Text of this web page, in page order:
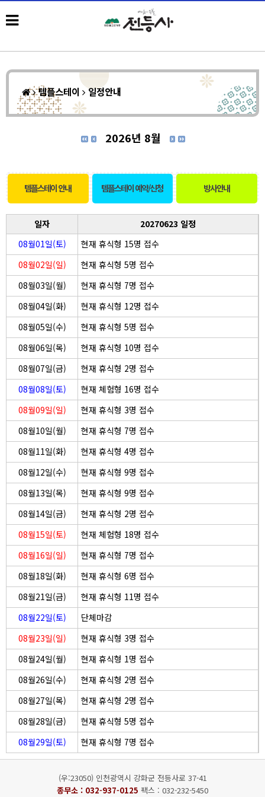
템플스테이 일정안내
2026년 8월
템플스테이 안내 템플스테이 예약/신청 방사안내
일자
20270623 일정
08월01일(토)
현재 휴식형 15명 접수
08월02일(일)
현재 휴식형 5명 접수
08월03일(월)
현재 휴식형 7명 접수
08월04일(화)
현재 휴식형 12명 접수
08월05일(수)
현재 휴식형 5명 접수
08월06일(목)
현재 휴식형 10명 접수
08월07일(금)
현재 휴식형 2명 접수
08월08일(토)
현재 체험형 16명 접수
08월09일(일)
현재 휴식형 3명 접수
08월10일(월)
현재 휴식형 7명 접수
08월11일(화)
현재 휴식형 4명 접수
08월12일(수)
현재 휴식형 9명 접수
08월13일(목)
현재 휴식형 9명 접수
08월14일(금)
현재 휴식형 2명 접수
08월15일(토)
현재 체험형 18명 접수
08월16일(일)
현재 휴식형 7명 접수
08월18일(화)
현재 휴식형 6명 접수
08월21일(금)
현재 휴식형 11명 접수
08월22일(토)
단체마감
08월23일(일)
현재 휴식형 3명 접수
08월24일(월)
현재 휴식형 1명 접수
08월26일(수)
현재 휴식형 2명 접수
08월27일(목)
현재 휴식형 2명 접수
08월28일(금)
현재 휴식형 5명 접수
08월29일(토)
현재 휴식형 7명 접수
(우:23050) 인천광역시 강화군 전등사로 37-41
종무소 : 032-937-0125 팩스 : 032-232-5450